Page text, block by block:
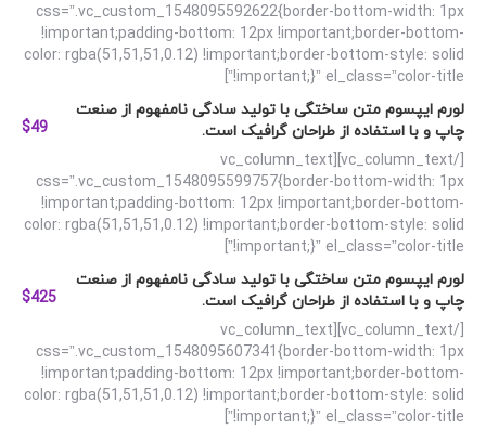
css=”.vc_custom_1548095592622{border-bottom-width: 1px
!important;padding-bottom: 12px !important;border-bottom-
color: rgba(51,51,51,0.12) !important;border-bottom-style: solid
!important;}” el_class=”color-title”]
لورم ایپسوم متن ساختگی با تولید سادگی نامفهوم از صنعت
چاپ و با استفاده از طراحان گرافیک است.
$49
[/vc_column_text][vc_column_text
css=”.vc_custom_1548095599757{border-bottom-width: 1px
!important;padding-bottom: 12px !important;border-bottom-
color: rgba(51,51,51,0.12) !important;border-bottom-style: solid
!important;}” el_class=”color-title”]
لورم ایپسوم متن ساختگی با تولید سادگی نامفهوم از صنعت
چاپ و با استفاده از طراحان گرافیک است.
$425
[/vc_column_text][vc_column_text
css=”.vc_custom_1548095607341{border-bottom-width: 1px
!important;padding-bottom: 12px !important;border-bottom-
color: rgba(51,51,51,0.12) !important;border-bottom-style: solid
!important;}” el_class=”color-title”]